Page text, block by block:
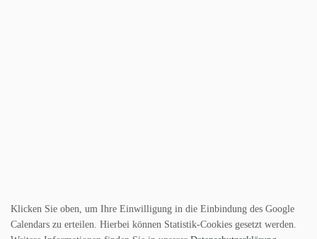
Klicken Sie oben, um Ihre Einwilligung in die Einbindung des Google
Calendars zu erteilen. Hierbei können Statistik-Cookies gesetzt werden.